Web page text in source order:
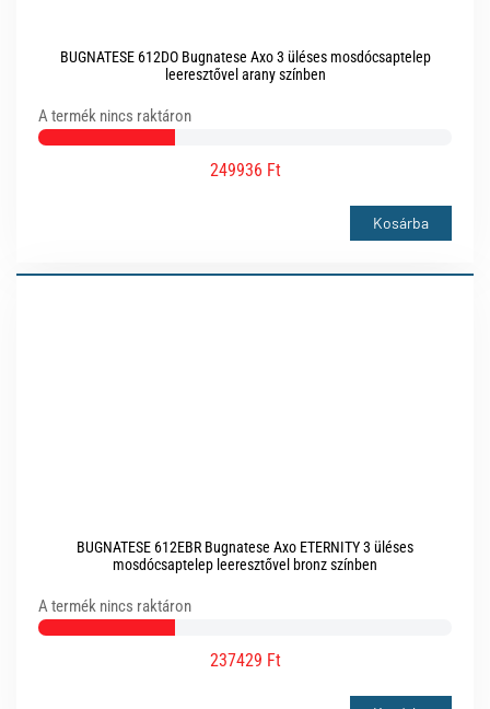
BUGNATESE 612DO Bugnatese Axo 3 üléses mosdócsaptelep
leeresztővel arany színben
A termék nincs raktáron
249936 Ft
Kosárba
BUGNATESE 612EBR Bugnatese Axo ETERNITY 3 üléses
mosdócsaptelep leeresztővel bronz színben
A termék nincs raktáron
237429 Ft